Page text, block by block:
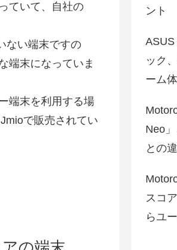
ていて、自社の
ない端末ですの
端末になっていま
端末を利用する場
で販売されてい
ント
ック
ーム
Neo
との
スコ
らユ